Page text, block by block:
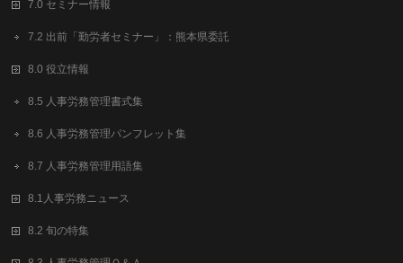
7.0 セミナー情報
7.2 出前「勤労者セミナー」：熊本県委託
8.0 役立情報
8.5 人事労務管理書式集
8.6 人事労務管理パンフレット集
8.7 人事労務管理用語集
8.1人事労務ニュース
8.2 旬の特集